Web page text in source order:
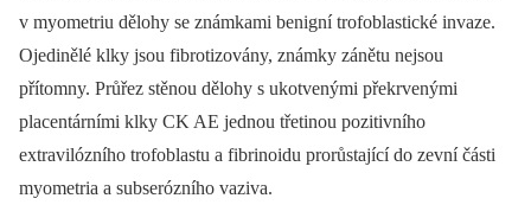
v myometriu dělohy se známkami benigní trofoblastické invaze.
Ojedinělé klky jsou fibrotizovány, známky zánětu nejsou
přítomny. Průřez stěnou dělohy s ukotvenými překrvenými
placentárními klky CK AE jednou třetinou pozitivního
extravilózního trofoblastu a fibrinoidu prorůstající do zevní části
myometria a subserózního vaziva.